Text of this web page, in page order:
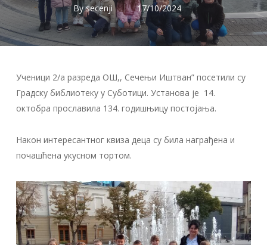
By secenji 17/10/2024
Ученици 2/a разреда ОШ,, Сечењи Иштван” посетили су
Градску библиотеку у Суботици. Установа је 14.
октобра прославила 134. годишњицу постојања.
Након интересантног квиза деца су била награђена и
почашћена укусном тортом.